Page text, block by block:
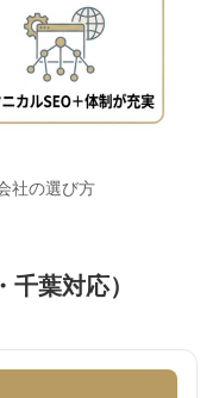
社の選び方
葉対応）